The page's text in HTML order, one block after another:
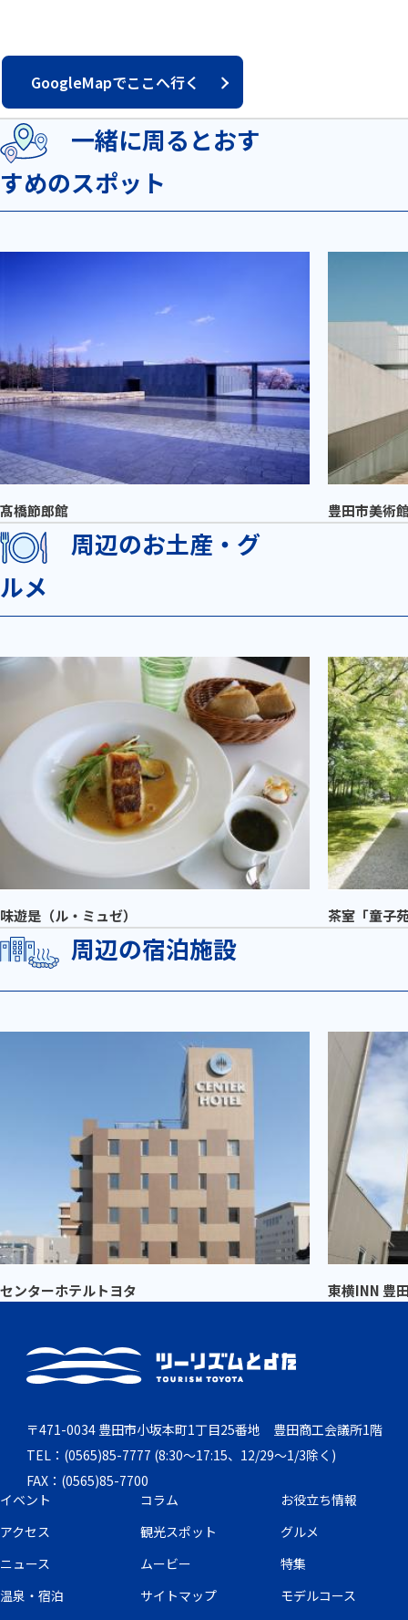
GoogleMapでここへ行く
一緒に周るとおす
すめのスポット
髙橋節郎館 豊田市美術
周辺のお土産・グ
ルメ
味遊是（ル・ミュゼ） 茶室「童子
周辺の宿泊施設
センターホテルトヨタ 東横INN 豊
〒471-0034 豊田市小坂本町1丁目25番地 豊田商工会議所1階
TEL：(0565)85-7777 (8:30～17:15、12/29～1/3除く)
FAX：(0565)85-7700
イベント
コラム
お役立ち情報
アクセス
観光スポット
グルメ
ニュース
ムービー
特集
温泉・宿泊
サイトマップ
モデルコース